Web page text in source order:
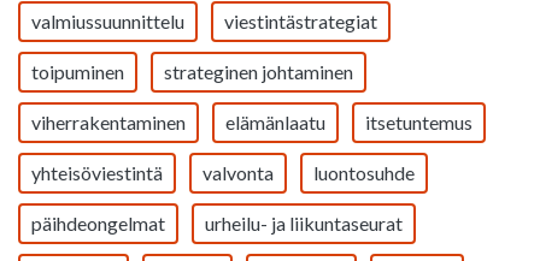
valmiussuunnittelu viestintästrategiat
toipuminen strateginen johtaminen
viherrakentaminen elämänlaatu itsetuntemus
yhteisöviestintä valvonta luontosuhde
päihdeongelmat urheilu- ja liikuntaseurat